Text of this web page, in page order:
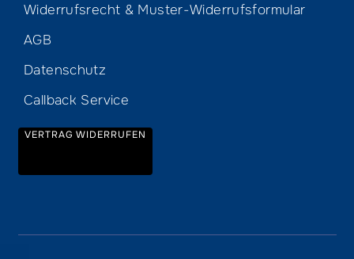
Widerrufsrecht & Muster-Widerrufsformular
AGB
Datenschutz
Callback Service
VERTRAG WIDERRUFEN